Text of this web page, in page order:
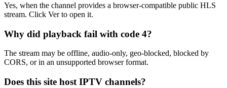
Yes, when the channel provides a browser-compatible public HLS
stream. Click Ver to open it.
Why did playback fail with code 4?
The stream may be offline, audio-only, geo-blocked, blocked by
CORS, or in an unsupported browser format.
Does this site host IPTV channels?